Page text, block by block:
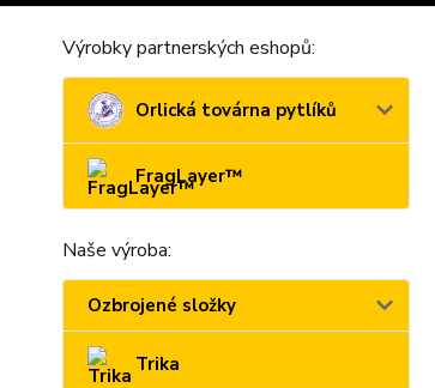
Výrobky partnerských eshopů:
Orlická továrna pytlíků
FragLayer™
Naše výroba:
Ozbrojené složky
Trika